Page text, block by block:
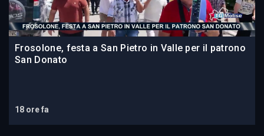
Frosolone, festa a San Pietro in Valle per il patrono
San Donato
18 ore fa